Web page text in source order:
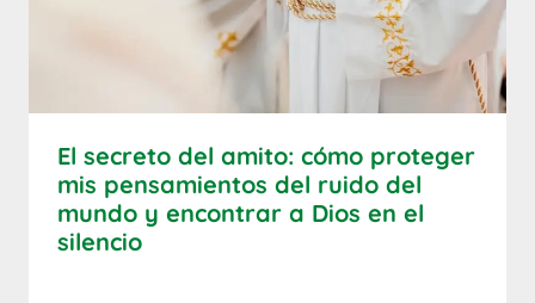
El secreto del amito: cómo proteger
mis pensamientos del ruido del
mundo y encontrar a Dios en el
silencio